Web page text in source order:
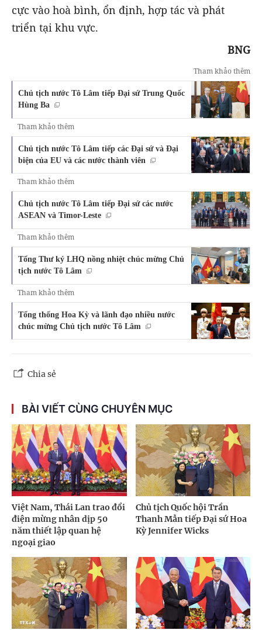
cực vào hoà bình, ổn định, hợp tác và phát
triển tại khu vực.
BNG
Tham khảo thêm
Chủ tịch nước Tô Lâm tiếp Đại sứ Trung Quốc
Hùng Ba
Tham khảo thêm
Chủ tịch nước Tô Lâm tiếp các Đại sứ và Đại
biện của EU và các nước thành viên
Tham khảo thêm
Chủ tịch nước Tô Lâm tiếp Đại sứ các nước
ASEAN và Timor-Leste
Tham khảo thêm
Tổng Thư ký LHQ nồng nhiệt chúc mừng Chủ
tịch nước Tô Lâm
Tham khảo thêm
Tổng thống Hoa Kỳ và lãnh đạo nhiều nước
chúc mừng Chủ tịch nước Tô Lâm
Chia sẻ
BÀI VIẾT CÙNG CHUYÊN MỤC
Việt Nam, Thái Lan trao đổi
điện mừng nhân dịp 50
năm thiết lập quan hệ
ngoại giao
Chủ tịch Quốc hội Trần
Thanh Mẫn tiếp Đại sứ Hoa
Kỳ Jennifer Wicks